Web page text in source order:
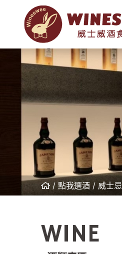
點我選酒 威士忌
WINE